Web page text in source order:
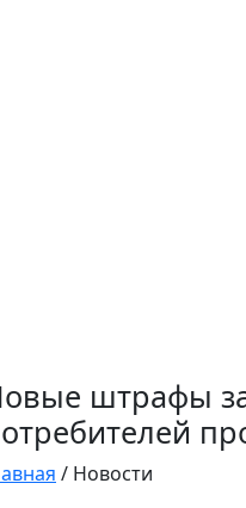
штрафы
/ Новости